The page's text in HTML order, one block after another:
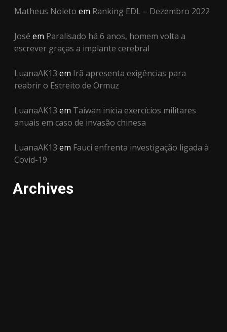
Matheus Noleto em Ranking EDL – Dezembro 2022
José em Paralisado há 6 anos, homem volta a
escrever graças a implante cerebral
LuanaAK13 em Irã apresenta exigências para
reabrir o Estreito de Ormuz
LuanaAK13 em Taiwan inicia exercícios militares
anuais em caso de invasão chinesa
LuanaAK13 em Fauci enfrenta investigação ligada à
Covid-19
Archives